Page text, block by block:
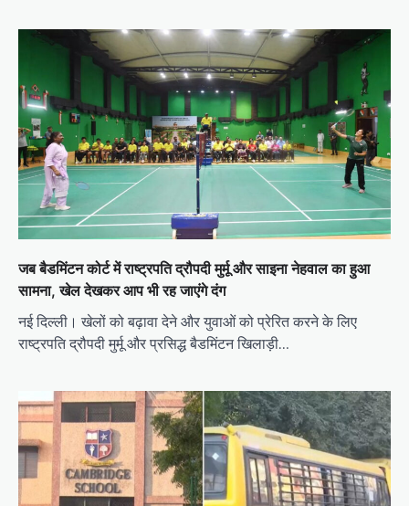
जब बैडमिंटन कोर्ट में राष्ट्रपति द्रौपदी मुर्मू और साइना नेहवाल का हुआ
सामना, खेल देखकर आप भी रह जाएंगे दंग
नई दिल्ली। खेलों को बढ़ावा देने और युवाओं को प्रेरित करने के लिए
राष्ट्रपति द्रौपदी मुर्मू और प्रसिद्ध बैडमिंटन खिलाड़ी…